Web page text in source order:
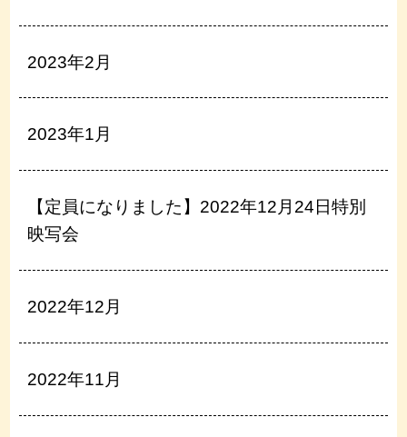
2023年2月
2023年1月
【定員になりました】2022年12月24日特別
映写会
2022年12月
2022年11月